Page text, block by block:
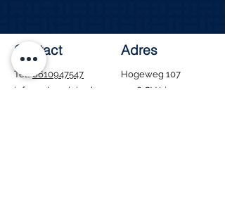
Contact
Tel.:0610947547
info@edvanduin.nl
Adres
Hogeweg 107
1906 CV Limmen